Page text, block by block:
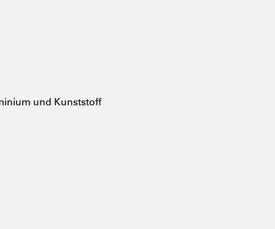
und Kunststoff